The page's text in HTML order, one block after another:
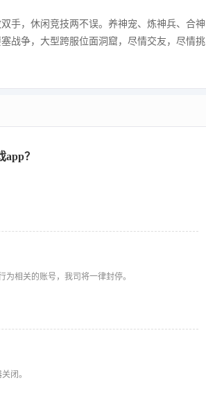
手，休闲竞技两不误。养神宠、炼神兵、合神
战争，大型跨服位面洞窟，尽情交友，尽情挑
？
相关的账号，我司将一律封停。
闭。